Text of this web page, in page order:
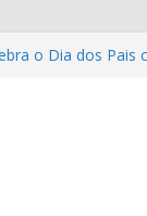
o Dia dos Pais
de Saúde e
os desafios